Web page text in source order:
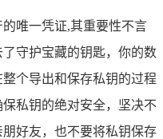
唯一凭证,其重要性不言
守护宝藏的钥匙，你的数
个导出和保存私钥的过程
私钥的绝对安全，坚决不
好友，也不要将私钥保存